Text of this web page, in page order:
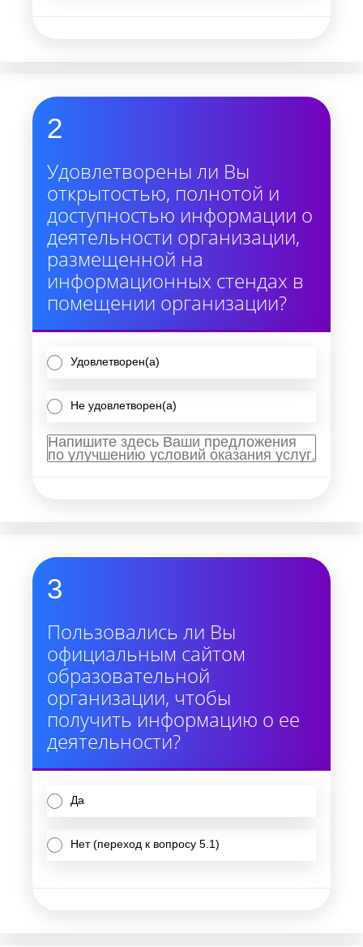
2
Удовлетворены ли Вы
открытостью, полнотой и
доступностью информации о
деятельности организации,
размещенной на
информационных стендах в
помещении организации?
Удовлетворен(а)
Не удовлетворен(а)
3
Пользовались ли Вы
официальным сайтом
образовательной
организации, чтобы
получить информацию о ее
деятельности?
Да
Нет (переход к вопросу 5.1)